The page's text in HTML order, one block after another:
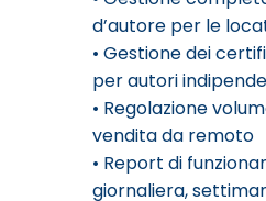
d’autore per le
• Gestione dei
per autori
• Regolazione
vendita da remoto
• Report di
giornaliera,